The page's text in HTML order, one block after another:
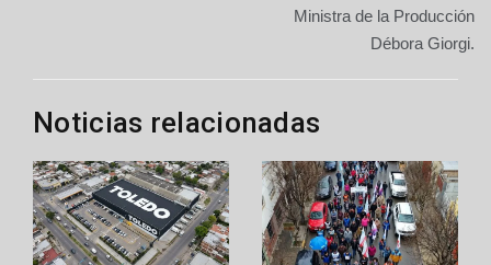
Ministra de la Producción
Débora Giorgi.
Noticias relacionadas